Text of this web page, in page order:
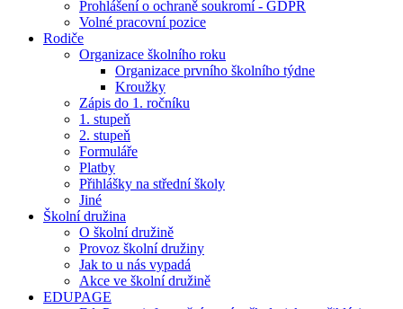
Prohlášení o ochraně soukromí - GDPR
Volné pracovní pozice
Rodiče
Organizace školního roku
Organizace prvního školního týdne
Kroužky
Zápis do 1. ročníku
1. stupeň
2. stupeň
Formuláře
Platby
Přihlášky na střední školy
Jiné
Školní družina
O školní družině
Provoz školní družiny
Jak to u nás vypadá
Akce ve školní družině
EDUPAGE